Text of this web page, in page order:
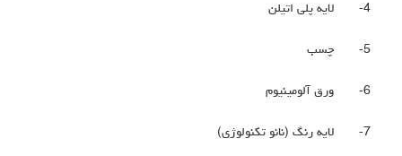
4- لایه پلی اتیلن
5- چسب
6- ورق آلومینیوم
7- لایه رنگ (نانو تکنولوژی)